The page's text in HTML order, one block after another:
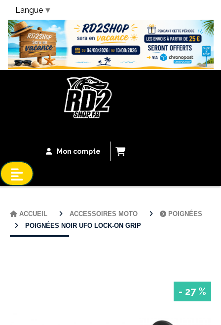
Bandeau Vacances
Mon compte
ACCUEIL ACCESSOIRES MOTO
POIGNÉES
POIGNÉES NOIR UFO LOCK-ON GRIP
- 27 %
Langue ▼